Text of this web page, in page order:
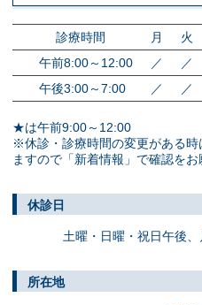
診療時間 月 火
午前8:00～12:00
／ ／
午後3:00～7:00
／ ／
★は午前9:00～12:00
※休診・診療時間の変更がある
ますので「新着情報」で確認をお
休診日
土曜・日曜・祝日午後、
所在地